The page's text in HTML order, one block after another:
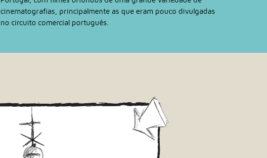
cinematografias, principalmente as que eram pouco divulgadas
no circuito comercial português.